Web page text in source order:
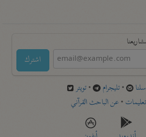
اشترك
•تليجرام •تويتر
تعليمات •عن الباحث القرآني